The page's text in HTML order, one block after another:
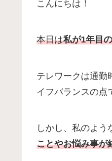
こんにちは！
本日は私が1年目
テレワークは通勤
イフバランスの点
しかし、私のよう
ことやお悩み事が